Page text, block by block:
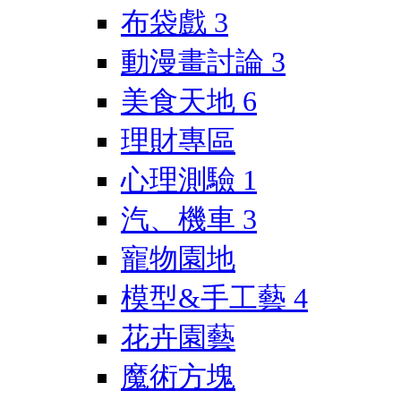
布袋戲 3
動漫畫討論 3
美食天地 6
理財專區
心理測驗 1
汽、機車 3
寵物園地
模型&手工藝 4
花卉園藝
魔術方塊